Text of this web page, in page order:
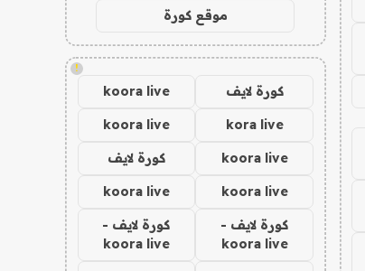
موقع كورة
!
كورة لايف koora live
kora live
koora live
koora live كورة لايف
koora live
koora live
كورة لايف -
koora live
كورة لايف -
koora live